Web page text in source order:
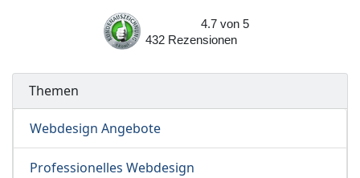
4.7 von 5
432
Rezensionen
Themen
Webdesign Angebote
Professionelles Webdesign